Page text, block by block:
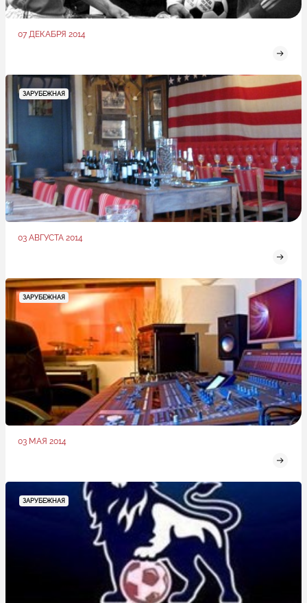
07 ДЕКАБРЯ 2014
ЗАРУБЕЖНАЯ
03 АВГУСТА 2014
ЗАРУБЕЖНАЯ
03 МАЯ 2014
ЗАРУБЕЖНАЯ